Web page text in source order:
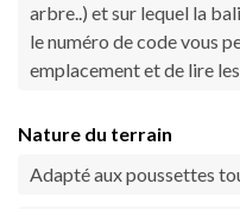
arbre..) et sur lequel la
le numéro de code vous
emplacement et de lire
Nature du terrain
Adapté aux poussettes